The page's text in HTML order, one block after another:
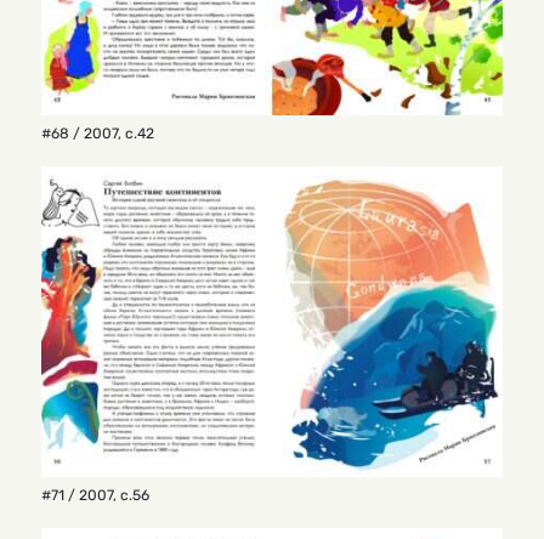
#68 / 2007, с.42
#71 / 2007, с.56